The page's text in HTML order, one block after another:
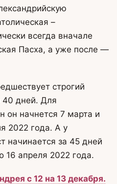
–
всегда вначале
Пасха, а уже после —
строгий
40 дней. Для
он начнется 7 марта и
2022 года. А у
начинается за 45 дней
16 апреля 2022 года.
с 12 на 13 декабря.